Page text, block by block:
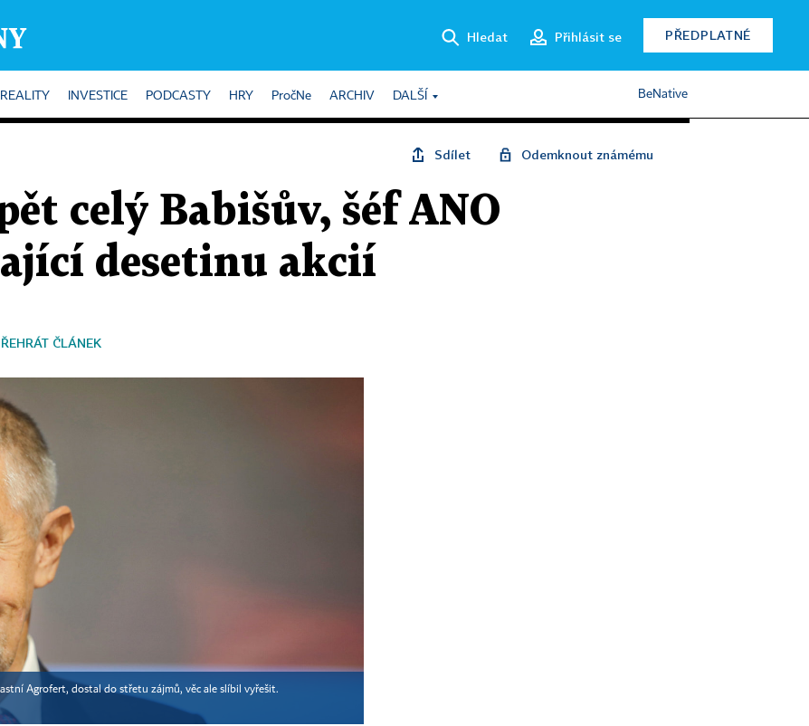
Hledat Přihlásit se PŘEDPLATNÉ
REALITY INVESTICE PODCASTY HRY PročNe ARCHIV DALŠÍ BeNative
Sdílet Odemknout známému
celý Babišův, šéf ANO
desetinu akcií
ČLÁNEK
Agrofert, dostal do střetu zájmů, věc ale slíbil vyřešit.